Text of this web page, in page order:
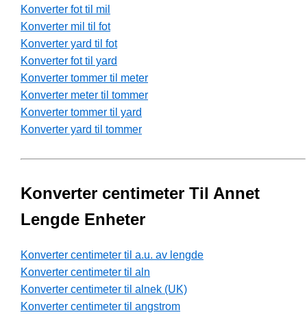
Konverter fot til mil
Konverter mil til fot
Konverter yard til fot
Konverter fot til yard
Konverter tommer til meter
Konverter meter til tommer
Konverter tommer til yard
Konverter yard til tommer
Konverter centimeter Til Annet
Lengde Enheter
Konverter centimeter til a.u. av lengde
Konverter centimeter til aln
Konverter centimeter til alnek (UK)
Konverter centimeter til angstrom